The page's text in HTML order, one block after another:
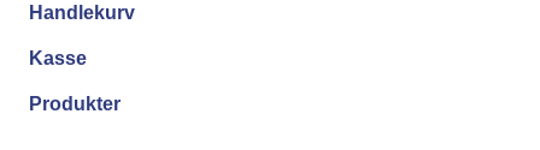
Handlekurv
Kasse
Produkter